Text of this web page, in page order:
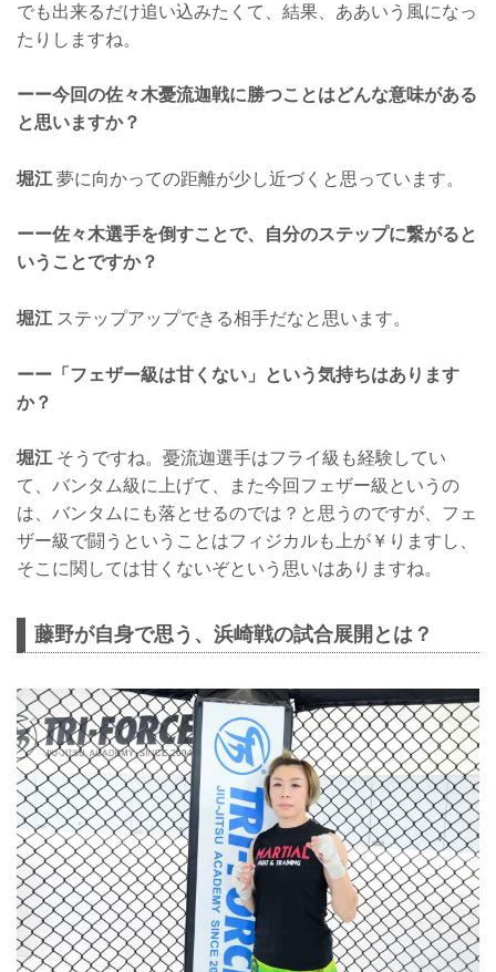
でも出来るだけ追い込みたくて、結果、ああいう風になっ
たりしますね。
ーー今回の佐々木憂流迦戦に勝つことはどんな意味がある
と思いますか？
堀江 夢に向かっての距離が少し近づくと思っています。
ーー佐々木選手を倒すことで、自分のステップに繋がると
いうことですか？
堀江 ステップアップできる相手だなと思います。
ーー「フェザー級は甘くない」という気持ちはあります
か？
堀江 そうですね。憂流迦選手はフライ級も経験してい
て、バンタム級に上げて、また今回フェザー級というの
は、バンタムにも落とせるのでは？と思うのですが、フェ
ザー級で闘うということはフィジカルも上が￥りますし、
そこに関しては甘くないぞという思いはありますね。
藤野が自身で思う、浜崎戦の試合展開とは？